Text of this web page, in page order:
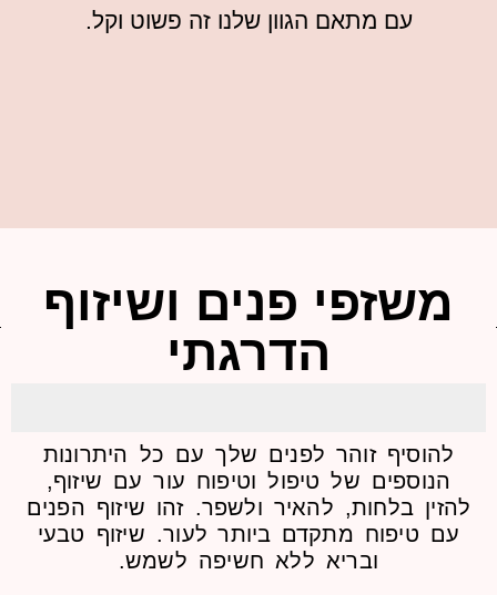
עם מתאם הגוון שלנו זה פשוט וקל.
פנים ושיזוף
הדרגתי
זוהר לפנים שלך עם כל היתרונות
של טיפול וטיפוח עור עם שיזוף,
בלחות, להאיר ולשפר. זהו שיזוף הפנים
מתקדם ביותר לעור. שיזוף טבעי
ובריא ללא חשיפה לשמש.